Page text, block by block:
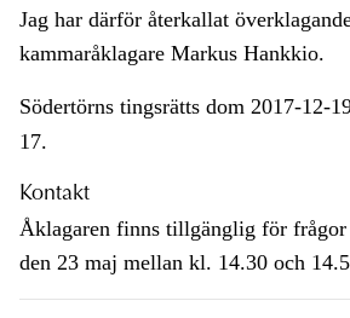
Jag har därför återkallat
kammaråklagare Markus Hankkio.
Södertörns tingsrätts dom 2017-12-
17.
Kontakt
Åklagaren finns tillgänglig för frågor
den 23 maj mellan kl. 14.30 och